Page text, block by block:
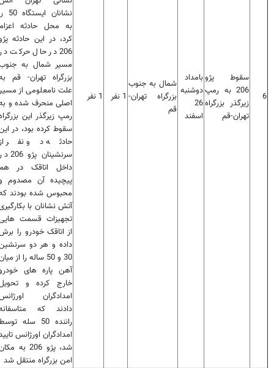
6
سقوط پژو
206 به رمپ
زیرگذر بزرگراه
تهران-قم
بامداد
دوشنبه
26
اسفند
شمال به جنوب
بزرگراه تهران-
قم
1 نفر 1 نفر
نشانان
به محل حادثه
کرد، در این حادثه
206 در حال حرکت
مسیر شمال به
بزرگراه تهران- قم
علت نامعلومی از
اصلی منحرف شده و
رمپ زیرگذر این
سقوط کرده بود، در
حادثه دو نفر
سرنشینان پژو
داخل اتاقک در
پیچیده آن مصدوم
محبوس شده بودند
آتش نشانان با
تجهیزات قسمت
از اتاقک خودرو را
داده و هر دو
30 و 50 ساله را از
آهن پاره های
خارج کرده و
امدادگران
دادند که
راننده 50 سله
امدادگران اورژانس
شد، پژو 206 به
امن بزرگراه منتقل شد